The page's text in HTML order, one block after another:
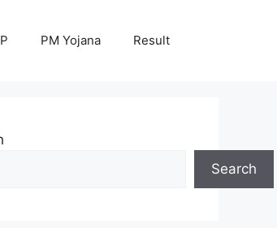
PM Yojana Result
Search